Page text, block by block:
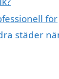
för
städer